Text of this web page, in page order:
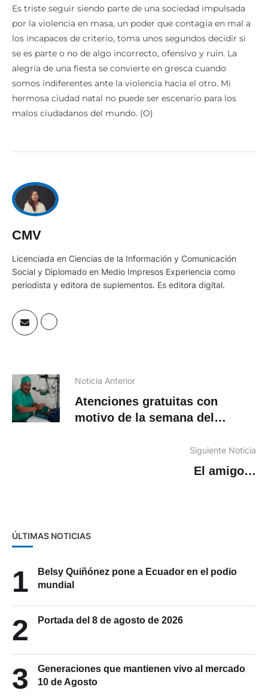
Es triste seguir siendo parte de una sociedad impulsada
por la violencia en masa, un poder que contagia en mal a
los incapaces de criterio, toma unos segundos decidir si
se es parte o no de algo incorrecto, ofensivo y ruin. La
alegría de una fiesta se convierte en gresca cuando
somos indiferentes ante la violencia hacia el otro. Mi
hermosa ciudad natal no puede ser escenario para los
malos ciudadanos del mundo. (O)
CMV
Licenciada en Ciencias de la Información y Comunicación
Social y Diplomado en Medio Impresos Experiencia como
periodista y editora de suplementos. Es editora digital.
Noticia Anterior
Atenciones gratuitas con
motivo de la semana del
Siguiente Noticia
El amigo…
ÚLTIMAS NOTICIAS
1
Belsy Quiñónez pone a Ecuador en el podio
mundial
2 Portada del 8 de agosto de 2026
3
Generaciones que mantienen vivo al mercado
10 de Agosto